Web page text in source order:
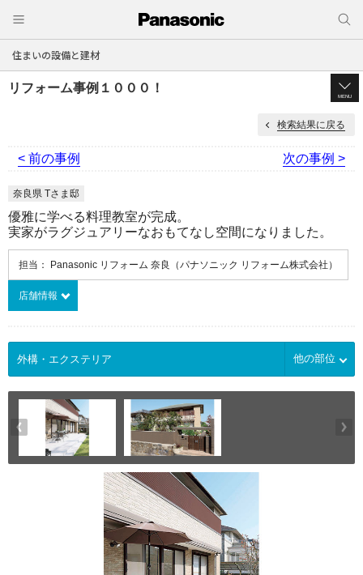
住まいの設備と建材
リフォーム事例１０００！
MENU
検索結果に戻る
< 前の事例 次の事例 >
奈良県 Tさま邸
優雅に学べる料理教室が完成。
実家がラグジュアリーなおもてなし空間になりました。
担当： Panasonic リフォーム 奈良（パナソニック リフォーム株式会社）
店舗情報
他の部位